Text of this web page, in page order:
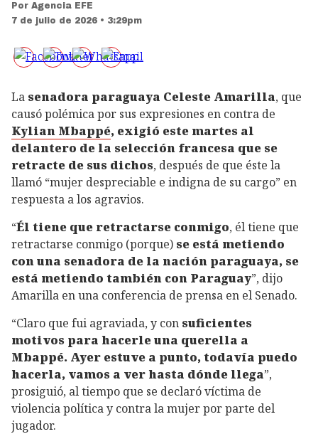
Por Agencia EFE
7 de julio de 2026 • 3:29pm
La senadora paraguaya Celeste Amarilla, que
causó polémica por sus expresiones en contra de
Kylian Mbappé, exigió este martes al
delantero de la selección francesa que se
retracte de sus dichos, después de que éste la
llamó “mujer despreciable e indigna de su cargo” en
respuesta a los agravios.
“Él tiene que retractarse conmigo, él tiene que
retractarse conmigo (porque) se está metiendo
con una senadora de la nación paraguaya, se
está metiendo también con Paraguay”, dijo
Amarilla en una conferencia de prensa en el Senado.
“Claro que fui agraviada, y con suficientes
motivos para hacerle una querella a
Mbappé. Ayer estuve a punto, todavía puedo
hacerla, vamos a ver hasta dónde llega”,
prosiguió, al tiempo que se declaró víctima de
violencia política y contra la mujer por parte del
jugador.